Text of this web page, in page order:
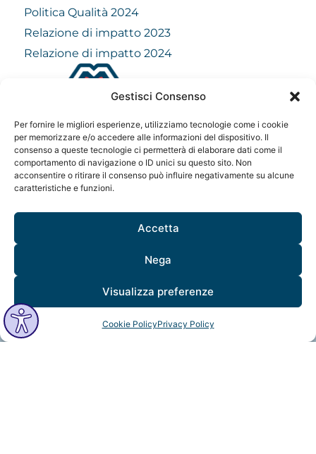
Gestisci Consenso
Per fornire le migliori esperienze, utilizziamo tecnologie come i cookie
per memorizzare e/o accedere alle informazioni del dispositivo. Il
consenso a queste tecnologie ci permetterà di elaborare dati come il
comportamento di navigazione o ID unici su questo sito. Non
acconsentire o ritirare il consenso può influire negativamente su alcune
caratteristiche e funzioni.
Accetta
Nega
Visualizza preferenze
Cookie PolicyPrivacy Policy
Politica Qualità 2024
Relazione di impatto 2023
Relazione di impatto 2024
info@mindfulvision.it
MindfulVision srl
“Società Benefit”
Via Monte Rosa 21, 20149, Milano
C.F. / P. IVA: 12706961005